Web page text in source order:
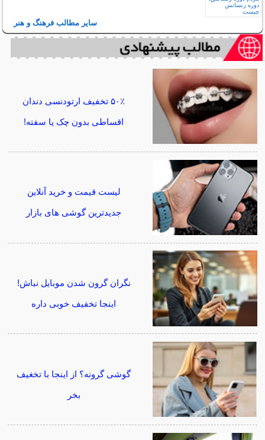
سایر مطالب فرهنگ و هنر
۵۰٪ تخفیف ارتودنسی دندان
اقساطی بدون چک یا سفته!
لیست قیمت و خرید آنلاین
جدیدترین گوشی های بازار
نگران گرون شدن موبایل نباش!
اینجا تخفیف خوبی داره
گوشی گرونه؟ از اینجا با تخغیف
بخر